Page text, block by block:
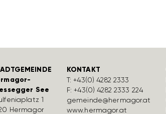
See
1
Hermagor
KONTAKT
T:+43(0) 4282 2333
F: +43(0) 4282 2333 224
gemeinde@hermagor.at
www.hermagor.at